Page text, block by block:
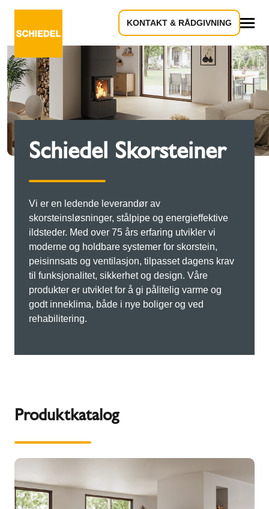
KONTAKT & RÅDGIVNING
Schiedel Skorsteiner
Vi er en ledende leverandør av
skorsteinsløsninger, stålpipe og energieffektive
ildsteder. Med over 75 års erfaring utvikler vi
moderne og holdbare systemer for skorstein,
peisinnsats og ventilasjon, tilpasset dagens krav
til funksjonalitet, sikkerhet og design. Våre
produkter er utviklet for å gi pålitelig varme og
godt inneklima, både i nye boliger og ved
rehabilitering.
Produktkatalog